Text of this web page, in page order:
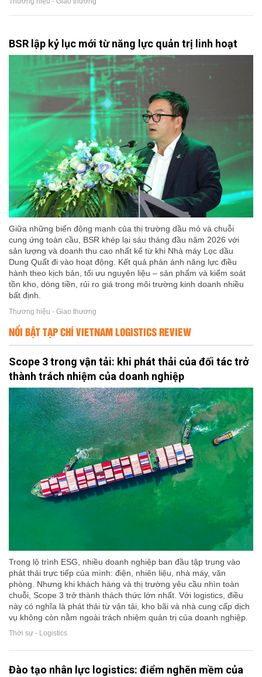
BSR lập kỷ lục mới từ năng lực quản trị linh hoạt
Giữa những biến động mạnh của thị trường dầu mỏ và chuỗi
cung ứng toàn cầu, BSR khép lại sáu tháng đầu năm 2026 với
sản lượng và doanh thu cao nhất kể từ khi Nhà máy Lọc dầu
Dung Quất đi vào hoạt động. Kết quả phản ánh năng lực điều
hành theo kịch bản, tối ưu nguyên liệu – sản phẩm và kiểm soát
tồn kho, dòng tiền, rủi ro giá trong môi trường kinh doanh nhiều
bất định.
Thương hiệu - Giao thương
NỔI BẬT TẠP CHÍ VIETNAM LOGISTICS REVIEW
Scope 3 trong vận tải: khi phát thải của đối tác trở
thành trách nhiệm của doanh nghiệp
Trong lộ trình ESG, nhiều doanh nghiệp ban đầu tập trung vào
phát thải trực tiếp của mình: điện, nhiên liệu, nhà máy, văn
phòng. Nhưng khi khách hàng và thị trường yêu cầu nhìn toàn
chuỗi, Scope 3 trở thành thách thức lớn nhất. Với logistics, điều
này có nghĩa là phát thải từ vận tải, kho bãi và nhà cung cấp dịch
vụ không còn nằm ngoài trách nhiệm quản trị của doanh nghiệp.
Thời sự - Logistics
Đào tạo nhân lực logistics: điểm nghẽn mềm của